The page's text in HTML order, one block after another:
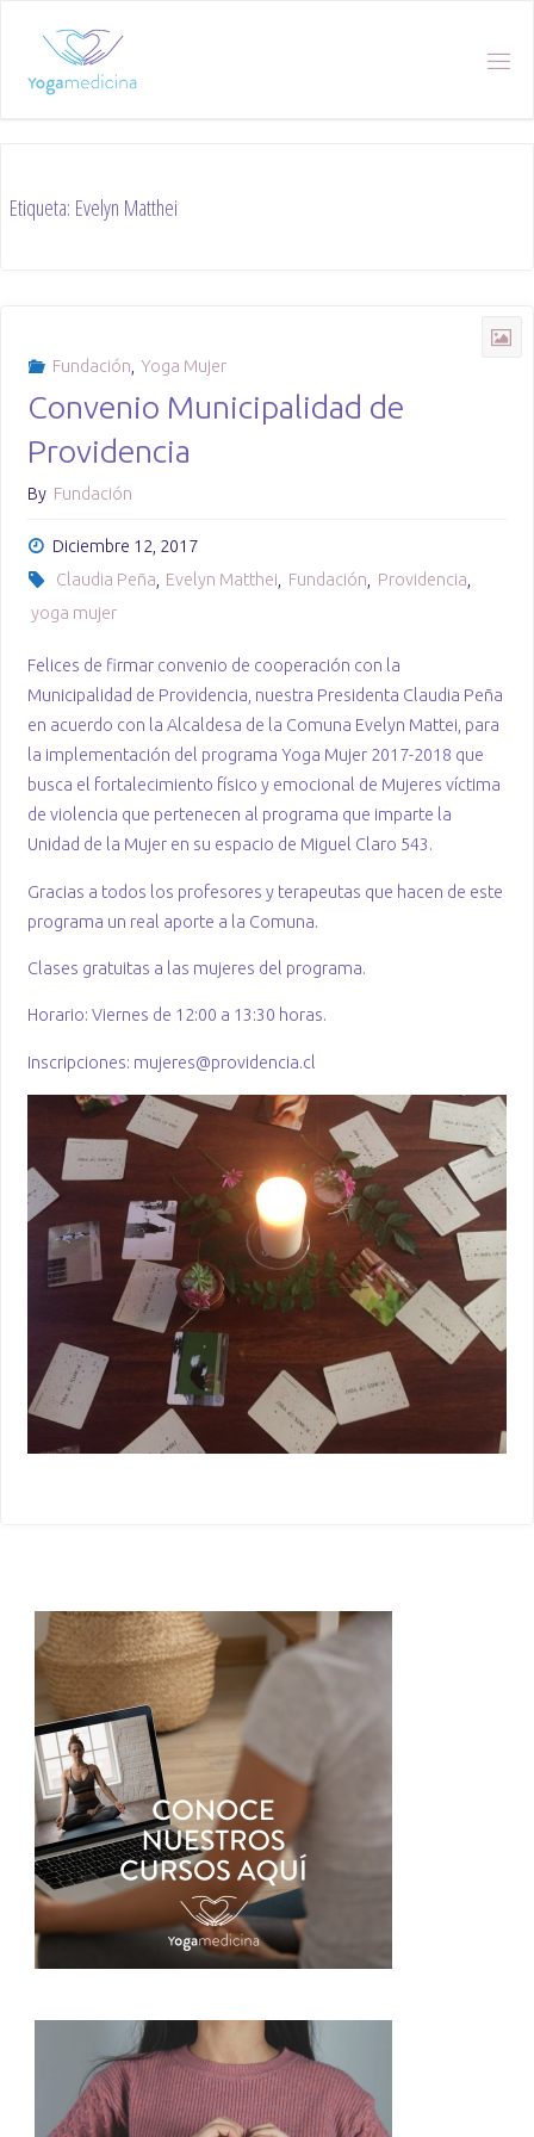
Etiqueta: Evelyn Matthei
Fundación Yoga Mujer
Convenio Municipalidad de
Providencia
By Fundación
Diciembre 12, 2017
Claudia Peña
Evelyn Matthei Fundación Providencia
yoga mujer
Felices de firmar convenio de cooperación con la
Municipalidad de Providencia, nuestra Presidenta Claudia Peña
en acuerdo con la Alcaldesa de la Comuna Evelyn Mattei, para
la implementación del programa Yoga Mujer 2017-2018 que
busca el fortalecimiento físico y emocional de Mujeres víctima
de violencia que pertenecen al programa que imparte la
Unidad de la Mujer en su espacio de Miguel Claro 543.
Gracias a todos los profesores y terapeutas que hacen de este
programa un real aporte a la Comuna.
Clases gratuitas a las mujeres del programa.
Horario: Viernes de 12:00 a 13:30 horas.
Inscripciones: mujeres@providencia.cl